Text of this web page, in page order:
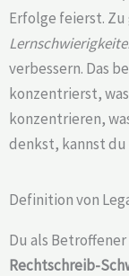
Erfolge feierst.
verbessern. Das
konzentrierst,
konzentrieren,
denkst, kannst du
Definition von
Du als
Rechtschreib-